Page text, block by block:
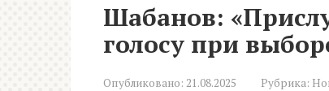
Шабанов:
голосу при
Опубликовано: 21.08.2025 Рубрика: